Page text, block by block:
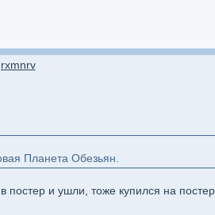
Планета Обезьян.
постер и ушли, тоже купился на постер.